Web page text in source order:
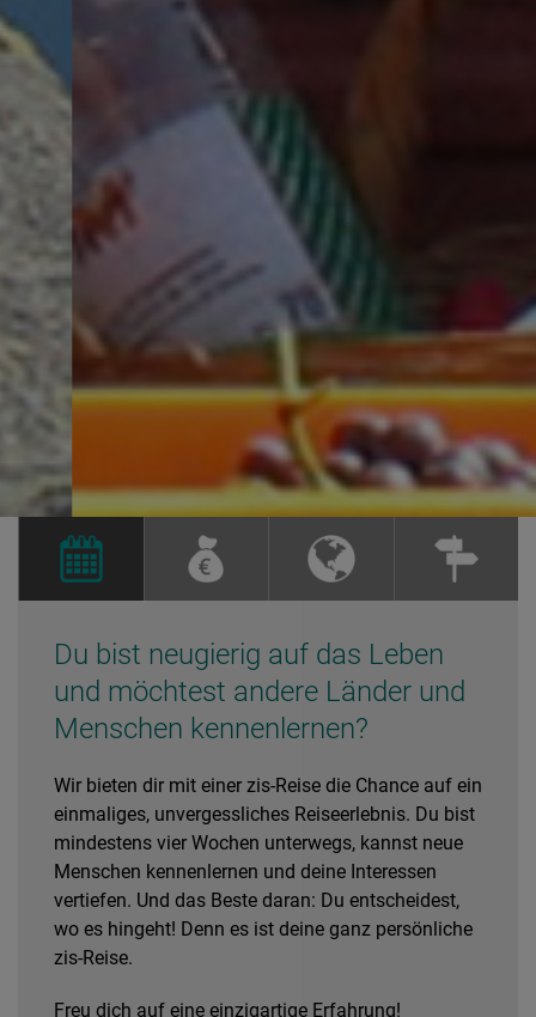
Du bist neugierig auf das Leben
und möchtest andere Länder und
Menschen kennenlernen?
Wir bieten dir mit einer zis-Reise die Chance auf ein
einmaliges, unvergessliches Reiseerlebnis. Du bist
mindestens vier Wochen unterwegs, kannst neue
Menschen kennenlernen und deine Interessen
vertiefen. Und das Beste daran: Du entscheidest,
wo es hingeht! Denn es ist deine ganz persönliche
zis-Reise.
Freu dich auf eine einzigartige Erfahrung!